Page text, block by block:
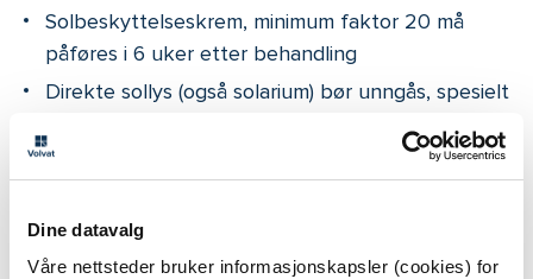
Dine datavalg
Våre nettsteder bruker informasjonskapsler (cookies) for
Solbeskyttelseskrem, minimum faktor 20 må
påføres i 6 uker etter behandling
Direkte sollys (også solarium) bør unngås, spesielt
med laser